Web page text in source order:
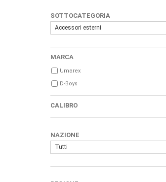
SOTTOCATEGORIA
Accessori esterni
MARCA
Umarex
D-Boys
CALIBRO
NAZIONE
Tutti